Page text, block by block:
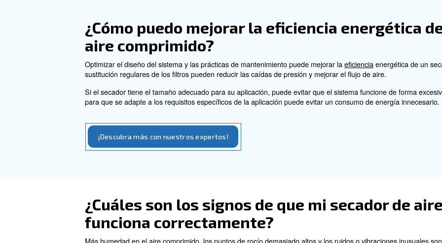
La temperatura ambiente puede afectar significativamente al rendimiento de los
eficiencia del sistema de refrigeración, aumentando los puntos de rocío y
temperaturas ambiente pueden causar problemas de congelación en el sistema de
Las temperaturas más altas afectan a los secadores de adsorción, ya que reducen
cuenta el entorno de funcionamiento al seleccionar un secador para garantizar un
¿Cuáles son las causas más
de aire comprimido?
tuberías si el aire no está correctamente seco o las temperaturas fluctúan.
Asegúrese de que el secador de aire tiene el tamaño y el mantenimiento adecuados.
minimizar la humedad en el sistema de aire comprimido.